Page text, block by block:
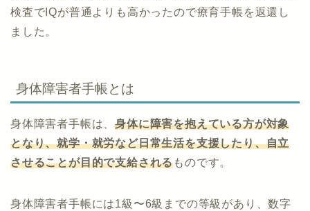
検査でIQが普通よりも高かったので療育手帳を返還し
ました。
身体障害者手帳とは
身体障害者手帳は、身体に障害を抱えている方が対象
となり、就学・就労など日常生活を支援したり、自立
させることが目的で支給されるものです。
身体障害者手帳には1級〜6級までの等級があり、数字